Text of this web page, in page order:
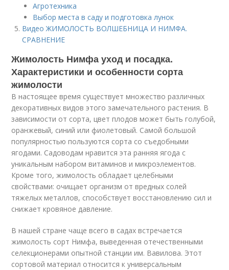
Агротехника
Выбор места в саду и подготовка лунок
Видео ЖИМОЛОСТЬ ВОЛШЕБНИЦА И НИМФА.
СРАВНЕНИЕ
Жимолость Нимфа уход и посадка.
Характеристики и особенности сорта
жимолости
В настоящее время существует множество различных
декоративных видов этого замечательного растения. В
зависимости от сорта, цвет плодов может быть голубой,
оранжевый, синий или фиолетовый. Самой большой
популярностью пользуются сорта со съедобными
ягодами. Садоводам нравится эта ранняя ягода с
уникальным набором витаминов и микроэлементов.
Кроме того, жимолость обладает целебными
свойствами: очищает организм от вредных солей
тяжелых металлов, способствует восстановлению сил и
снижает кровяное давление.
В нашей стране чаще всего в садах встречается
жимолость сорт Нимфа, выведенная отечественными
селекционерами опытной станции им. Вавилова. Этот
сортовой материал относится к универсальным